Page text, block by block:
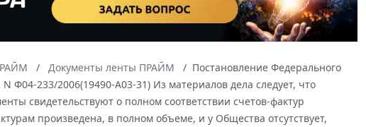
Документы ленты ПРАЙМ
Постановление Федерального
Ф04-233/2006(19490-А03-31) Из материалов дела следует, что
свидетельствуют о полном соответствии счетов-фактур
произведена, в полном объеме, и у Общества отсутствует,